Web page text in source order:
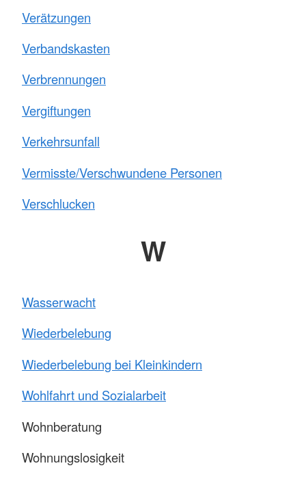
Verätzungen
Verbandskasten
Verbrennungen
Vergiftungen
Verkehrsunfall
Vermisste/Verschwundene Personen
Verschlucken
W
Wasserwacht
Wiederbelebung
Wiederbelebung bei Kleinkindern
Wohlfahrt und Sozialarbeit
Wohnberatung
Wohnungslosigkeit